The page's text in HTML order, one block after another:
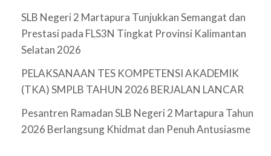
SLB Negeri 2 Martapura Tunjukkan Semangat dan
Prestasi pada FLS3N Tingkat Provinsi Kalimantan
Selatan 2026
PELAKSANAAN TES KOMPETENSI AKADEMIK
(TKA) SMPLB TAHUN 2026 BERJALAN LANCAR
Pesantren Ramadan SLB Negeri 2 Martapura Tahun
2026 Berlangsung Khidmat dan Penuh Antusiasme